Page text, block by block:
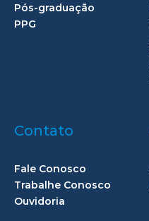
Pós-graduação
PPG
Contato
Fale Conosco
Trabalhe Conosco
Ouvidoria